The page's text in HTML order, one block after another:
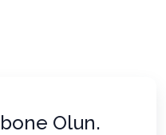
Olun.